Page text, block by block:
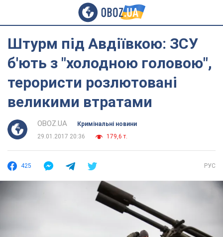
Штурм під Авдіївкою: ЗСУ
б'ють з "холодною головою",
терористи розлютовані
великими втратами
OBOZ.UA
Кримінальні новини
29.01.2017 20:36
179,6 т.
425 РУС